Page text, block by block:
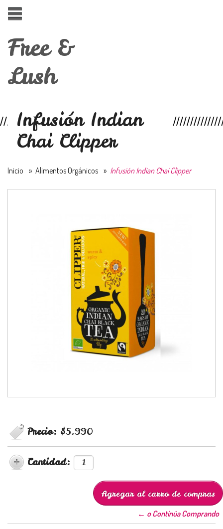
Free &
Lush
Infusión Indian
Chai Clipper
Inicio » Alimentos Orgánicos » Infusión Indian Chai Clipper
Precio: $5.990
Cantidad:
← o Continúa Comprando